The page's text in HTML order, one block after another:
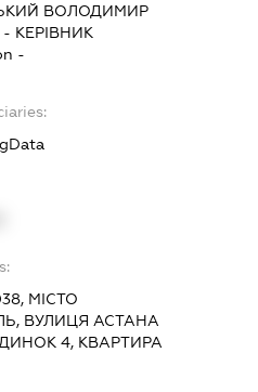
ВОЛОДИМИР
- КЕРІВНИК
-
МІСТО
ВУЛИЦЯ АСТАНА
4, КВАРТИРА